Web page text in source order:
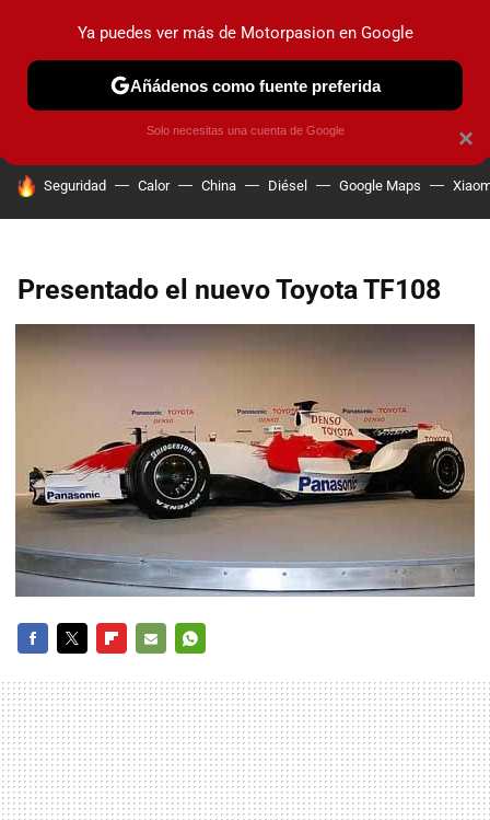
PRUEBAS COCHES ELÉCTRICOS OBSERVATORIO
HOY SE HABLA DE
Seguridad Calor China Diésel Google Maps
Presentado el nuevo Toyota TF108
MAIL
×
Ya puedes ver más de Motorpasion en Google
Añádenos como fuente preferida
Solo necesitas una cuenta de Google